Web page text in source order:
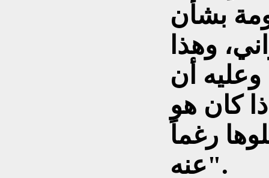
بشأن
وهذا
أن
كان هو
رغماً
عنه".